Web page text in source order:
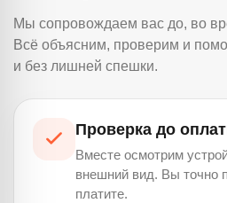
Мы сопровождаем вас до, во
Всё объясним, проверим и
и без лишней спешки.
Проверка до
Вместе осмотрим
внешний вид. Вы точно
платите.